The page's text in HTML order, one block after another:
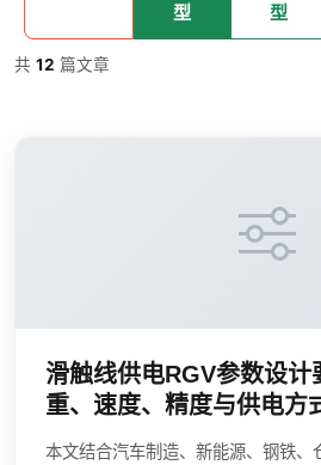
型
型
共 12 篇文章
滑触线供电RGV参数设计
重、速度、精度与供电方
本文结合汽车制造、新能源、钢铁、